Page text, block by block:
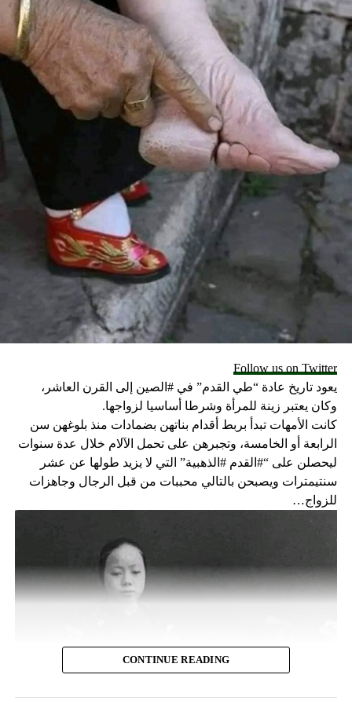
Follow us on Twitter
يعود تاريخ عادة “طي القدم” في #الصين إلى القرن العاشر،
وكان يعتبر زينة للمرأة وشرطا أساسيا لزواجها.
كانت الأمهات تبدأ بربط أقدام بناتهن بضمادات منذ بلوغهن سن
الرابعة أو الخامسة، وتجبرهن على تحمل الآلام خلال عدة سنوات
ليحصلن على “#القدم #الذهبية” التي لا يزيد طولها عن عشر
سنتيمترات ويصبحن بالتالي محببات من قبل الرجال وجاهزات
للزواج…
CONTINUE READING